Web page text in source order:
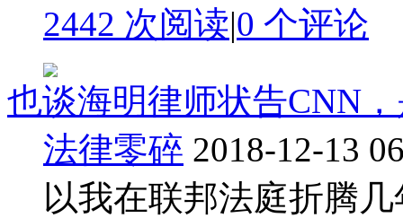
2442 次阅读|0 个评论
也谈海明律师状告CNN
法律零碎 2018-12-13
以我在联邦法庭折腾